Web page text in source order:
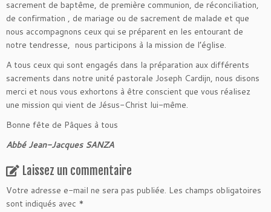
sacrement de baptême, de première communion, de réconciliation,
de confirmation , de mariage ou de sacrement de malade et que
nous accompagnons ceux qui se préparent en les entourant de
notre tendresse, nous participons à la mission de l’église.
A tous ceux qui sont engagés dans la préparation aux différents
sacrements dans notre unité pastorale Joseph Cardijn, nous disons
merci et nous vous exhortons à être conscient que vous réalisez
une mission qui vient de Jésus-Christ lui-même.
Bonne fête de Pâques à tous
Abbé Jean-Jacques SANZA
Laissez un commentaire
Votre adresse e-mail ne sera pas publiée. Les champs obligatoires
sont indiqués avec *